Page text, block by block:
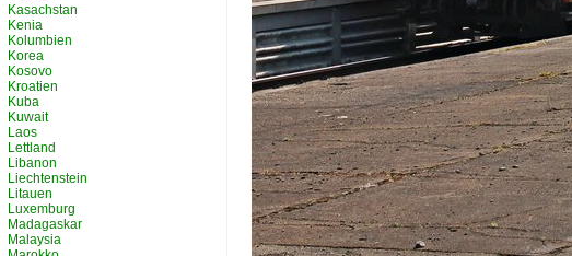
Kasachstan
Kenia
Kolumbien
Korea
Kosovo
Kroatien
Kuba
Kuwait
Laos
Lettland
Libanon
Liechtenstein
Litauen
Luxemburg
Madagaskar
Malaysia